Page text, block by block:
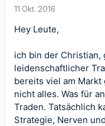
11 Okt. 2016
Hey Leute,
ich bin der
leidenschaftlicher
bereits viel am
nicht alles. Was für
Traden. Tatsächlich
Strategie, Nerven